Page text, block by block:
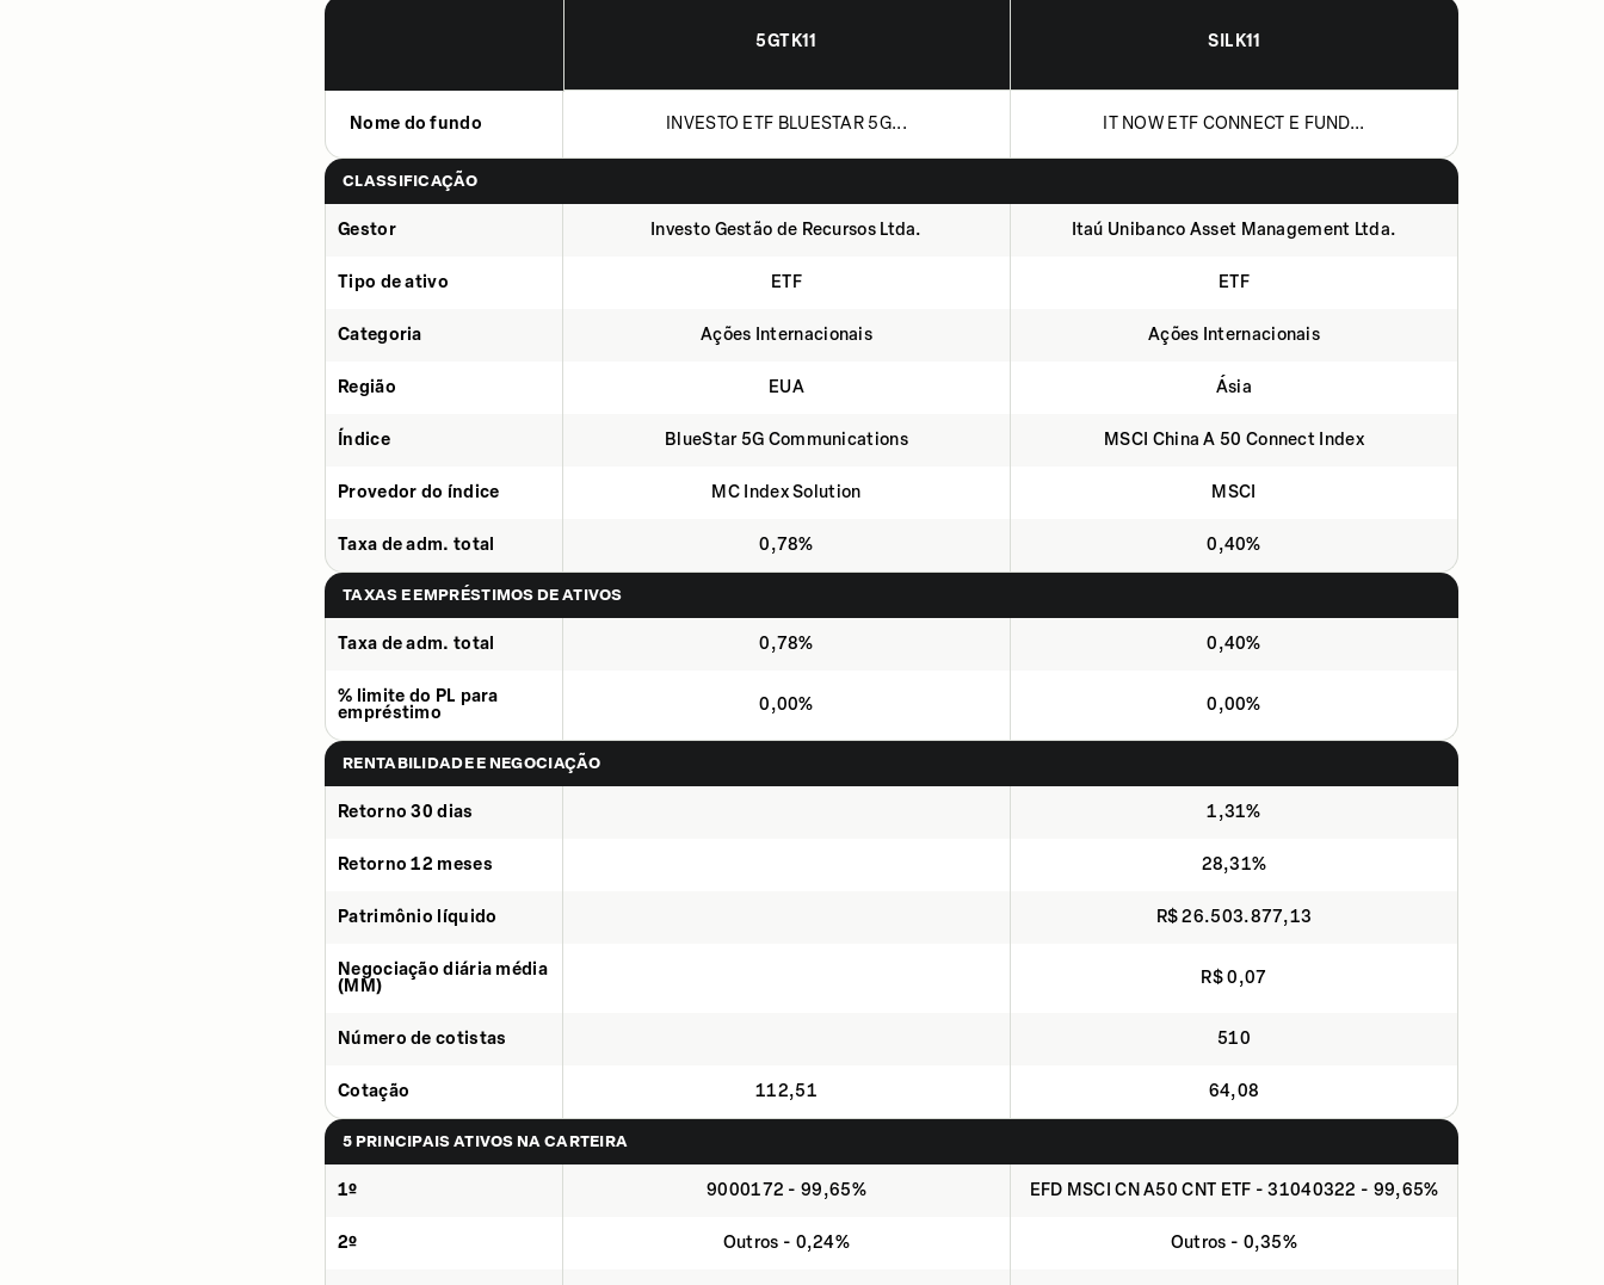
5GTK11 SILK11
Nome do fundo INVESTO ETF BLUESTAR 5G... IT NOW ETF CONNECT E FUND...
CLASSIFICAÇÃO
Gestor Investo Gestão de Recursos Ltda. Itaú Unibanco Asset Management Ltda.
Tipo de ativo ETF ETF
Categoria Ações Internacionais Ações Internacionais
Região EUA Ásia
Índice BlueStar 5G Communications MSCI China A 50 Connect Index
Provedor do índice MC Index Solution MSCI
Taxa de adm. total 0,78% 0,40%
TAXAS E EMPRÉSTIMOS DE ATIVOS
Taxa de adm. total 0,78% 0,40%
% limite do PL para
empréstimo
0,00% 0,00%
RENTABILIDADE E NEGOCIAÇÃO
Retorno 30 dias 1,31%
Retorno 12 meses 28,31%
Patrimônio líquido R$ 26.503.877,13
Negociação diária média
(MM)
R$ 0,07
Número de cotistas 510
Cotação 112,51 64,08
5 PRINCIPAIS ATIVOS NA CARTEIRA
1º 9000172 - 99,65% EFD MSCI CN A50 CNT ETF - 31040322 - 99,65%
2º Outros - 0,24% Outros - 0,35%